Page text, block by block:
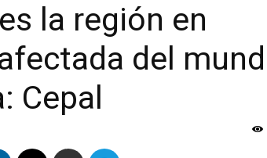
Político
la región en
del
Cepal